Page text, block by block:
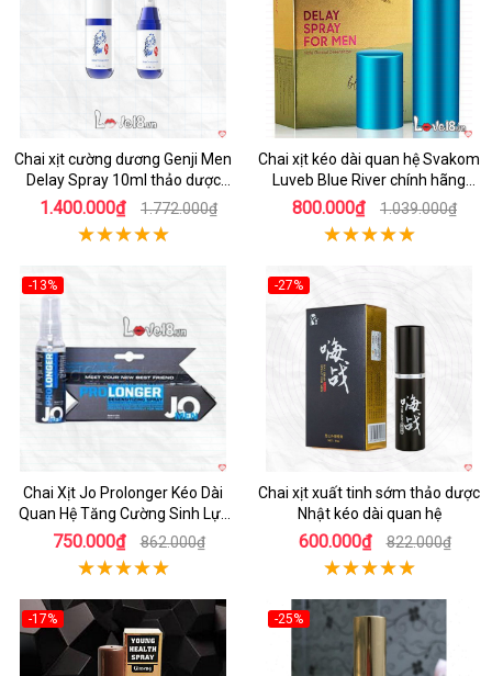
Chai xịt cường dương Genji Men
Delay Spray 10ml thảo dược
hiệu quả
1.400.000₫ 1.772.000₫
Chai xịt kéo dài quan hệ Svakom
Luveb Blue River chính hãng
USA
800.000₫ 1.039.000₫
-13%
Chai Xịt Jo Prolonger Kéo Dài
Quan Hệ Tăng Cường Sinh Lực
Siêu Tiết Kiệm
750.000₫ 862.000₫
-27%
Chai xịt xuất tinh sớm thảo dược
Nhật kéo dài quan hệ
600.000₫ 822.000₫
-17%
Hot
-25%